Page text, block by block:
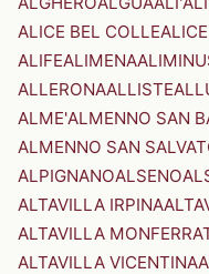
ALICE BEL COLLE
ALIFEALIMENA
ALLERONAALLISTE
ALME'ALMENNO SAN
ALMENNO SAN
ALPIGNANOALSENO
ALTAVILLA IRPINA
ALTAVILLA
ALTAVILLA VICENTINA